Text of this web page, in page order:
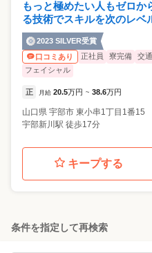
もっと極めたい人もゼロか
る技術でスキルを次のレベ
2023 SILVER受賞
口コミあり
正社員 寮完備 交
フェイシャル
正 月給 20.5万円 ~ 38.6万円
山口県 宇部市 東小串1丁目1番15
宇部新川駅 徒歩17分
キープする
条件を指定して再検索